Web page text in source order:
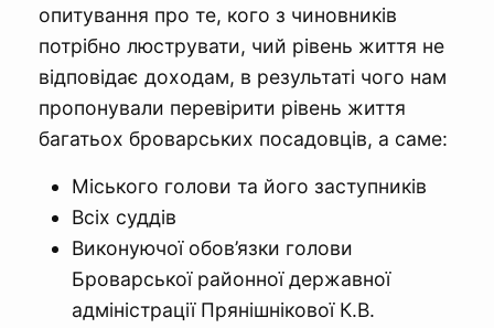
опитування про те, кого з чиновників
потрібно люструвати, чий рівень життя не
відповідає доходам, в результаті чого нам
пропонували перевірити рівень життя
багатьох броварських посадовців, а саме:
Міського голови та його заступників
Всіх суддів
Виконуючої обов’язки голови
Броварської районної державної
адміністрації Прянішнікової К.В.